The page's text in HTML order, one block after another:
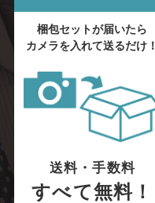
梱包セットが届いたら
カメラを入れて送るだけ！
送料・手数料
すべて無料！